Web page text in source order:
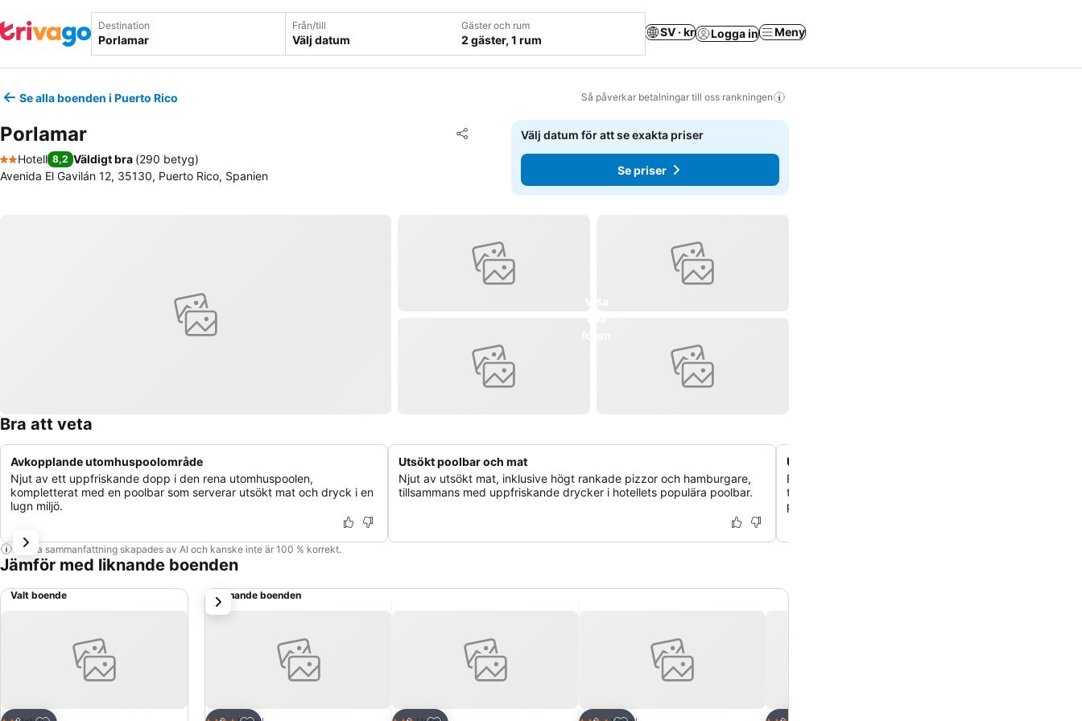
Destination Från/till
Välj datum
Gäster och rum
2 gäster, 1 rum
SV · kr Logga in Meny
Se alla boenden i Puerto Rico Så påverkar betalningar till oss rankningen
Porlamar Dela
Lägg till i Mina Favoriter
2 Stjärnor
Hotell 8,2 Väldigt bra (290 betyg)
Avenida El Gavilán 12, 35130, Puerto Rico, Spanien
Välj datum för att se exakta priser
Se priser
Bra att veta
Avkopplande utomhuspoolområde
Njut av ett uppfriskande dopp i den rena utomhuspoolen,
kompletterat med en poolbar som serverar utsökt mat och dryck i en
lugn miljö.
Utsökt poolbar och mat
Njut av utsökt mat, inklusive högt rankade pizzor och hamburgare,
tillsammans med uppfriskande drycker i hotellets populära poolbar.
Utmärkt läge nära Puerto Ricos strand
Beläget bara 200 meter från Puerto Ricos strand, med
till sand och hav, med butiker och restauranger inom
promenad.
Denna sammanfattning skapades av AI och kanske inte är 100 % korrekt.
Jämför med liknande boenden
Valt boende Liknande boenden
nästa